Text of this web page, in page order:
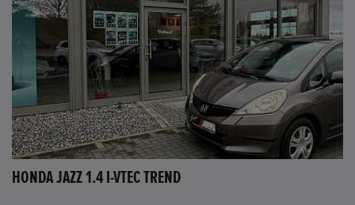
HONDA JAZZ 1.4 I-VTEC TREND